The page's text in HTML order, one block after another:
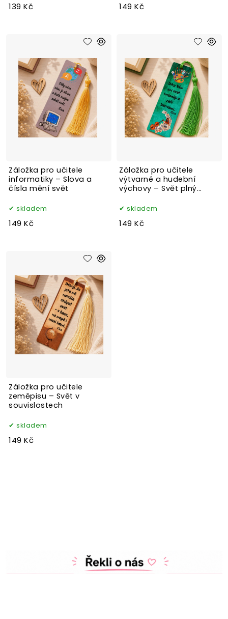
139 Kč 149 Kč
Záložka pro učitele
informatiky – Slova a
čísla mění svět
skladem
149 Kč
Záložka pro učitele
výtvarné a hudební
výchovy – Svět plný
skladem
149 Kč
Záložka pro učitele
zeměpisu – Svět v
souvislostech
skladem
149 Kč